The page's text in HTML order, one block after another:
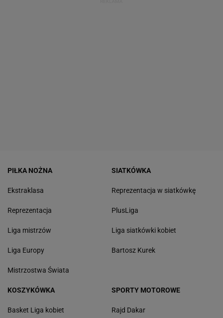
PIŁKA NOŻNA
Ekstraklasa
Reprezentacja
Liga mistrzów
Liga Europy
Mistrzostwa Świata
SIATKÓWKA
Reprezentacja w siatkówkę
PlusLiga
Liga siatkówki kobiet
Bartosz Kurek
KOSZYKÓWKA
Basket Liga kobiet
SPORTY MOTOROWE
Rajd Dakar